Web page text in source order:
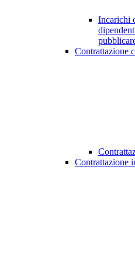
Incarichi
Contrattazione
Contrattazione